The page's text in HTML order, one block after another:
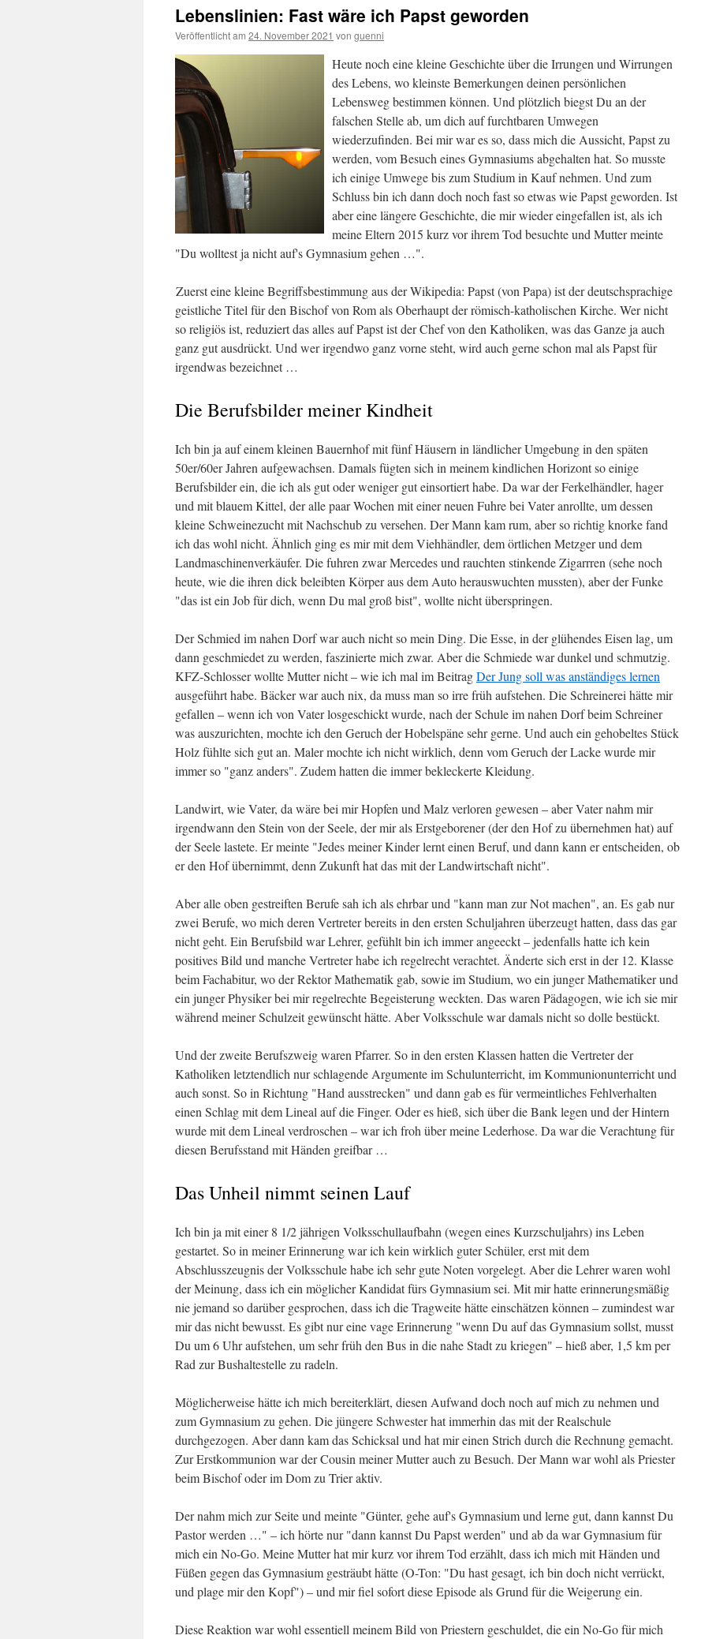
Lebenslinien: Fast wäre ich Papst geworden
Veröffentlicht am 24. November 2021 von guenni
Heute noch eine kleine Geschichte über die Irrungen und Wirrungen
des Lebens, wo kleinste Bemerkungen deinen persönlichen
Lebensweg bestimmen können. Und plötzlich biegst Du an der
falschen Stelle ab, um dich auf furchtbaren Umwegen
wiederzufinden. Bei mir war es so, dass mich die Aussicht, Papst zu
werden, vom Besuch eines Gymnasiums abgehalten hat. So musste
ich einige Umwege bis zum Studium in Kauf nehmen. Und zum
Schluss bin ich dann doch noch fast so etwas wie Papst geworden. Ist
aber eine längere Geschichte, die mir wieder eingefallen ist, als ich
meine Eltern 2015 kurz vor ihrem Tod besuchte und Mutter meinte
"Du wolltest ja nicht auf's Gymnasium gehen …".
Zuerst eine kleine Begriffsbestimmung aus der Wikipedia: Papst (von Papa) ist der deutschsprachige
geistliche Titel für den Bischof von Rom als Oberhaupt der römisch-katholischen Kirche. Wer nicht
so religiös ist, reduziert das alles auf Papst ist der Chef von den Katholiken, was das Ganze ja auch
ganz gut ausdrückt. Und wer irgendwo ganz vorne steht, wird auch gerne schon mal als Papst für
irgendwas bezeichnet …
Die Berufsbilder meiner Kindheit
Ich bin ja auf einem kleinen Bauernhof mit fünf Häusern in ländlicher Umgebung in den späten
50er/60er Jahren aufgewachsen. Damals fügten sich in meinem kindlichen Horizont so einige
Berufsbilder ein, die ich als gut oder weniger gut einsortiert habe. Da war der Ferkelhändler, hager
und mit blauem Kittel, der alle paar Wochen mit einer neuen Fuhre bei Vater anrollte, um dessen
kleine Schweinezucht mit Nachschub zu versehen. Der Mann kam rum, aber so richtig knorke fand
ich das wohl nicht. Ähnlich ging es mir mit dem Viehhändler, dem örtlichen Metzger und dem
Landmaschinenverkäufer. Die fuhren zwar Mercedes und rauchten stinkende Zigarrren (sehe noch
heute, wie die ihren dick beleibten Körper aus dem Auto herauswuchten mussten), aber der Funke
"das ist ein Job für dich, wenn Du mal groß bist", wollte nicht überspringen.
Der Schmied im nahen Dorf war auch nicht so mein Ding. Die Esse, in der glühendes Eisen lag, um
dann geschmiedet zu werden, faszinierte mich zwar. Aber die Schmiede war dunkel und schmutzig.
KFZ-Schlosser wollte Mutter nicht – wie ich mal im BeitragDer Jung soll was anständiges lernen
ausgeführt habe. Bäcker war auch nix, da muss man so irre früh aufstehen. Die Schreinerei hätte mir
gefallen – wenn ich von Vater losgeschickt wurde, nach der Schule im nahen Dorf beim Schreiner
was auszurichten, mochte ich den Geruch der Hobelspäne sehr gerne. Und auch ein gehobeltes Stück
Holz fühlte sich gut an. Maler mochte ich nicht wirklich, denn vom Geruch der Lacke wurde mir
immer so "ganz anders". Zudem hatten die immer bekleckerte Kleidung.
Landwirt, wie Vater, da wäre bei mir Hopfen und Malz verloren gewesen – aber Vater nahm mir
irgendwann den Stein von der Seele, der mir als Erstgeborener (der den Hof zu übernehmen hat) auf
der Seele lastete. Er meinte "Jedes meiner Kinder lernt einen Beruf, und dann kann er entscheiden, ob
er den Hof übernimmt, denn Zukunft hat das mit der Landwirtschaft nicht".
Aber alle oben gestreiften Berufe sah ich als ehrbar und "kann man zur Not machen", an. Es gab nur
zwei Berufe, wo mich deren Vertreter bereits in den ersten Schuljahren überzeugt hatten, dass das gar
nicht geht. Ein Berufsbild war Lehrer, gefühlt bin ich immer angeeckt – jedenfalls hatte ich kein
positives Bild und manche Vertreter habe ich regelrecht verachtet. Änderte sich erst in der 12. Klasse
beim Fachabitur, wo der Rektor Mathematik gab, sowie im Studium, wo ein junger Mathematiker und
ein junger Physiker bei mir regelrechte Begeisterung weckten. Das waren Pädagogen, wie ich sie mir
während meiner Schulzeit gewünscht hätte. Aber Volksschule war damals nicht so dolle bestückt.
Und der zweite Berufszweig waren Pfarrer. So in den ersten Klassen hatten die Vertreter der
Katholiken letztendlich nur schlagende Argumente im Schulunterricht, im Kommunionunterricht und
auch sonst. So in Richtung "Hand ausstrecken" und dann gab es für vermeintliches Fehlverhalten
einen Schlag mit dem Lineal auf die Finger. Oder es hieß, sich über die Bank legen und der Hintern
wurde mit dem Lineal verdroschen – war ich froh über meine Lederhose. Da war die Verachtung für
diesen Berufsstand mit Händen greifbar …
Das Unheil nimmt seinen Lauf
Ich bin ja mit einer 8 1/2 jährigen Volksschullaufbahn (wegen eines Kurzschuljahrs) ins Leben
gestartet. So in meiner Erinnerung war ich kein wirklich guter Schüler, erst mit dem
Abschlusszeugnis der Volksschule habe ich sehr gute Noten vorgelegt. Aber die Lehrer waren wohl
der Meinung, dass ich ein möglicher Kandidat fürs Gymnasium sei. Mit mir hatte erinnerungsmäßig
nie jemand so darüber gesprochen, dass ich die Tragweite hätte einschätzen können – zumindest war
mir das nicht bewusst. Es gibt nur eine vage Erinnerung "wenn Du auf das Gymnasium sollst, musst
Du um 6 Uhr aufstehen, um sehr früh den Bus in die nahe Stadt zu kriegen" – hieß aber, 1,5 km per
Rad zur Bushaltestelle zu radeln.
Möglicherweise hätte ich mich bereiterklärt, diesen Aufwand doch noch auf mich zu nehmen und
zum Gymnasium zu gehen. Die jüngere Schwester hat immerhin das mit der Realschule
durchgezogen. Aber dann kam das Schicksal und hat mir einen Strich durch die Rechnung gemacht.
Zur Erstkommunion war der Cousin meiner Mutter auch zu Besuch. Der Mann war wohl als Priester
beim Bischof oder im Dom zu Trier aktiv.
Der nahm mich zur Seite und meinte "Günter, gehe auf's Gymnasium und lerne gut, dann kannst Du
Pastor werden …" – ich hörte nur "dann kannst Du Papst werden" und ab da war Gymnasium für
mich ein No-Go. Meine Mutter hat mir kurz vor ihrem Tod erzählt, dass ich mich mit Händen und
Füßen gegen das Gymnasium gesträubt hätte (O-Ton: "Du hast gesagt, ich bin doch nicht verrückt,
und plage mir den Kopf") – und mir fiel sofort diese Episode als Grund für die Weigerung ein.
Diese Reaktion war wohl essentiell meinem Bild von Priestern geschuldet, die ein No-Go für mich